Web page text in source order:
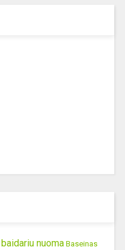
baidariu nuoma Baseinas